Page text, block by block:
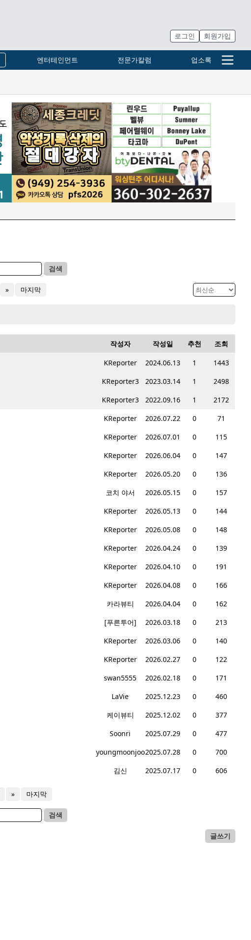
로그인 회원가입
엔터테인먼트 전문가칼럼 업소록
검색
» 마지막
작성자 작성일 추천 조회
KReporter 2024.06.13 1
1443
KReporter3 2023.03.14 1
2498
KReporter3 2022.09.16 1
2172
KReporter 2026.07.22 0
71
KReporter 2026.07.01 0
115
KReporter 2026.06.04 0
147
KReporter 2026.05.20 0
136
코치 야서 2026.05.15 0
157
KReporter 2026.05.13 0
144
KReporter 2026.05.08 0
148
KReporter 2026.04.24 0
139
KReporter 2026.04.10 0
191
KReporter 2026.04.08 0
166
카라뷰티 2026.04.04 0
162
[푸른투어] 2026.03.18 0
213
KReporter 2026.03.06 0
140
KReporter 2026.02.27 0
122
swan5555 2026.02.18 0
171
LaVie 2025.12.23 0
460
케이뷰티 2025.12.02 0
377
Soonri 2025.07.29 0
477
youngmoonjoo2025.07.28 0
700
김신 2025.07.17 0 606
» 마지막
검색
글쓰기